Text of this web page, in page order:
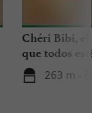
Chéri Bibi,
que todos
263 m -